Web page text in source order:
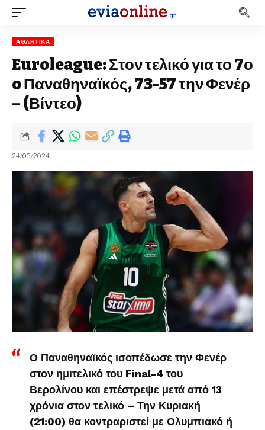
ΑΘΛΗΤΙΚΆ
Euroleague: Στον τελικό για το 7ο
o Παναθηναϊκός, 73-57 την Φενέρ
– (Βίντεο)
24/05/2024
Ο Παναθηναϊκός ισοπέδωσε την Φενέρ
στον ημιτελικό του Final-4 του
Βερολίνου και επέστρεψε μετά από 13
χρόνια στον τελικό – Την Κυριακή
(21:00) θα κοντραριστεί με Ολυμπιακό ή